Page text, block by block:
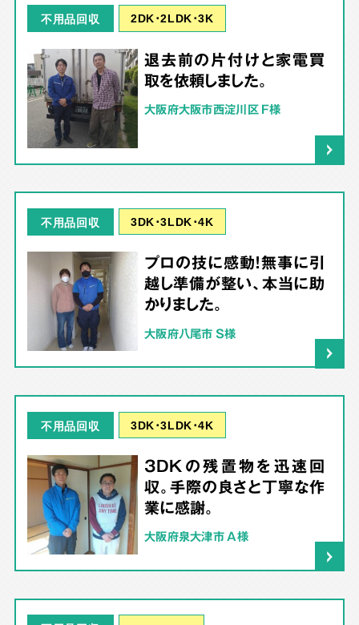
不用品回収 2DK･2LDK･3K
退去前の片付けと家電買
取を依頼しました。
大阪府大阪市西淀川区 F様
不用品回収 3DK･3LDK･4K
プロの技に感動！無事に引
越し準備が整い、本当に助
かりました。
大阪府八尾市 S様
不用品回収 3DK･3LDK･4K
3DKの残置物を迅速回
収。手際の良さと丁寧な作
業に感謝。
大阪府泉大津市 A様